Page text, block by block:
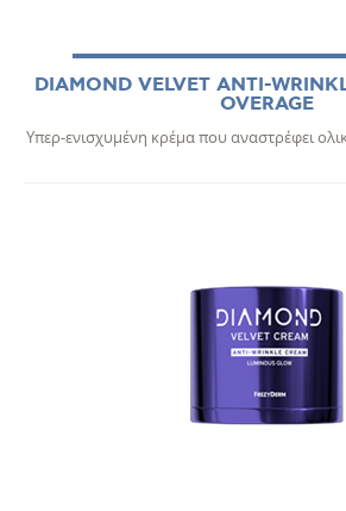
DIAMOND VELVET ANTI-
OVERAGE
Υπερ-ενισχυμένη κρέμα που αναστρέφει